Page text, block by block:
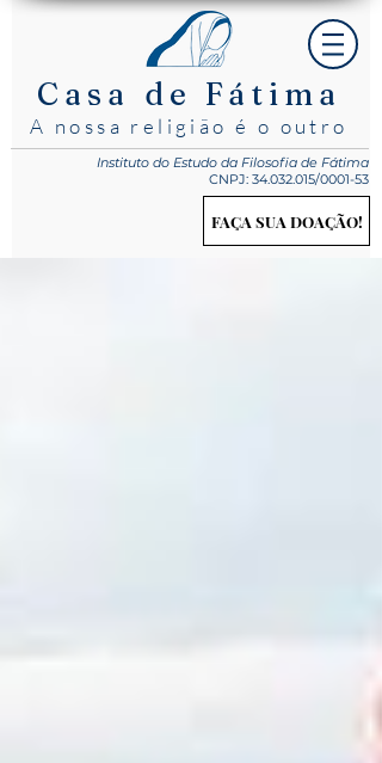
Casa de Fátima
A nossa religião é o outro
Instituto do Estudo da Filosofia de Fátima
CNPJ: 34.032.015/0001-53
FAÇA SUA DOAÇÃO!